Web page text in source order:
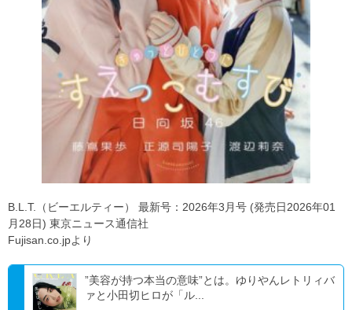
B.L.T.（ビーエルティー） 最新号：2026年3月号 (発売日2026年01
月28日) 東京ニュース通信社
Fujisan.co.jpより
”美容が持つ本当の意味”とは。ゆりやんレトリィバ
ァと小田切ヒロが「ル...